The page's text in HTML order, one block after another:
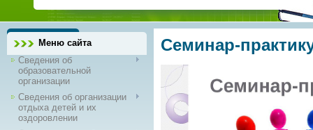
Меню сайта
Сведения об
образовательной
организации
Сведения об организации
отдыха детей и их
оздоровлении
Семинар-